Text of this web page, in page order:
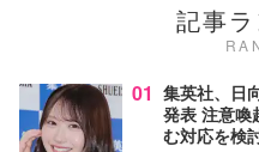
記事
01 集英社、日
発表 注意喚
む対応を検